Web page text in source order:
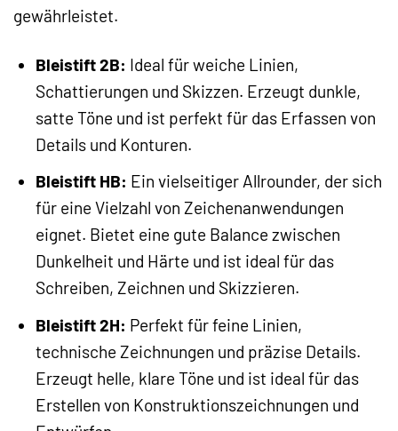
gewährleistet.
Bleistift 2B: Ideal für weiche Linien,
Schattierungen und Skizzen. Erzeugt dunkle,
satte Töne und ist perfekt für das Erfassen von
Details und Konturen.
Bleistift HB: Ein vielseitiger Allrounder, der sich
für eine Vielzahl von Zeichenanwendungen
eignet. Bietet eine gute Balance zwischen
Dunkelheit und Härte und ist ideal für das
Schreiben, Zeichnen und Skizzieren.
Bleistift 2H: Perfekt für feine Linien,
technische Zeichnungen und präzise Details.
Erzeugt helle, klare Töne und ist ideal für das
Erstellen von Konstruktionszeichnungen und